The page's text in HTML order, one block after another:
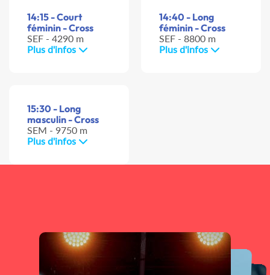
14:15 - Court
féminin - Cross
SEF - 4290 m
Plus d'infos
14:40 - Long
féminin - Cross
SEF - 8800 m
Plus d'infos
15:30 - Long
masculin - Cross
SEM - 9750 m
Plus d'infos